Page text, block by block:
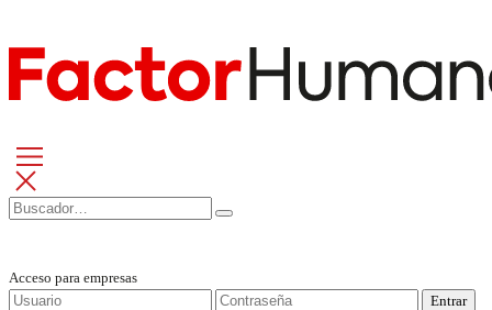
Acceso para empresas
Entrar